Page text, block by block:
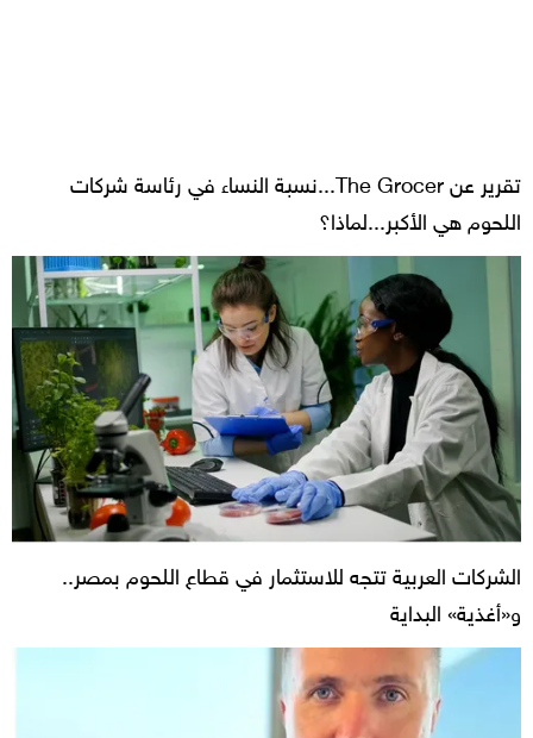
تقرير عن The Grocer...نسبة النساء في رئاسة شركات
اللحوم هي الأكبر...لماذا؟
الشركات العربية تتجه للاستثمار في قطاع اللحوم بمصر..
و«أغذية» البداية